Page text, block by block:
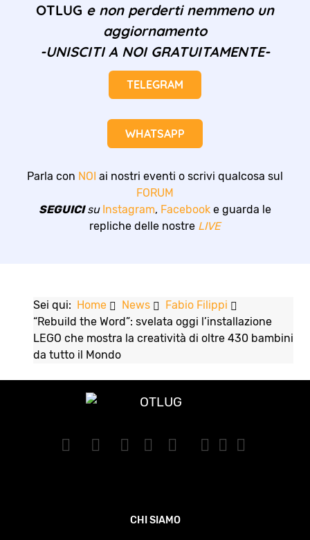
OTLUG e non perderti nemmeno un
aggiornamento
-UNISCITI A NOI GRATUITAMENTE-
TELEGRAM
WHATSAPP
Parla con NOI ai nostri eventi o scrivi qualcosa sul
FORUM
SEGUICIsu Instagram, Facebook e guarda le
repliche delle nostre LIVE
Sei qui: Home News
Fabio Filippi
“Rebuild the Word”: svelata oggi l’installazione
LEGO che mostra la creatività di oltre 430 bambini
da tutto il Mondo
CHI SIAMO